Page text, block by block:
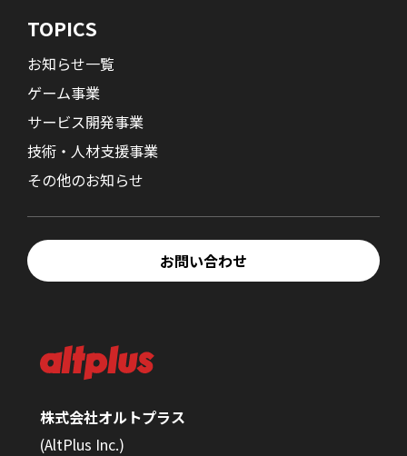
株式会社オルトプラス
(AltPlus Inc.)
TOPICS
お知らせ一覧
ゲーム事業
サービス開発事業
技術・人材支援事業
その他のお知らせ
お問い合わせ